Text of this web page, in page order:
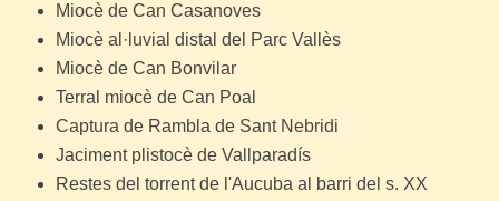
Miocè de Can Casanoves
Miocè al·luvial distal del Parc Vallès
Miocè de Can Bonvilar
Terral miocè de Can Poal
Captura de Rambla de Sant Nebridi
Jaciment plistocè de Vallparadís
Restes del torrent de l'Aucuba al barri del s. XX